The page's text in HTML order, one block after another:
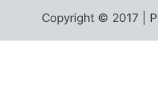
Copyright © 2017 |